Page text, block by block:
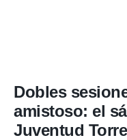
Dobles
amistoso: el
Juventud